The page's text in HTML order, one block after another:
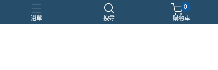
選單 搜尋
0
購物車